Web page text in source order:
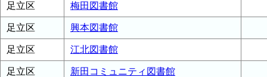
足立区 梅田図書館
足立区 興本図書館
足立区 江北図書館
足立区 新田コミュニティ図書館